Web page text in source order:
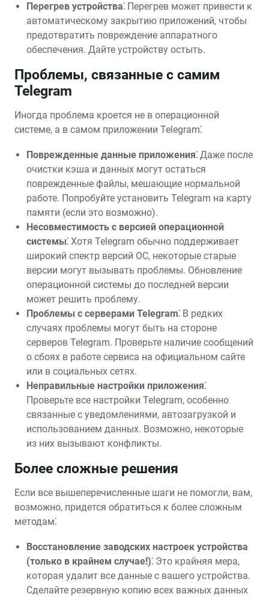
Перегрев устройства⁚ Перегрев может привести к
автоматическому закрытию приложений, чтобы
предотвратить повреждение аппаратного
обеспечения. Дайте устройству остыть.
Проблемы, связанные с самим
Telegram
Иногда проблема кроется не в операционной
системе, а в самом приложении Telegram⁚
Поврежденные данные приложения⁚ Даже после
очистки кэша и данных могут остаться
поврежденные файлы, мешающие нормальной
работе. Попробуйте установить Telegram на карту
памяти (если это возможно).
Несовместимость с версией операционной
системы⁚ Хотя Telegram обычно поддерживает
широкий спектр версий ОС, некоторые старые
версии могут вызывать проблемы. Обновление
операционной системы до последней версии
может решить проблему.
Проблемы с серверами Telegram⁚ В редких
случаях проблемы могут быть на стороне
серверов Telegram. Проверьте наличие сообщений
о сбоях в работе сервиса на официальном сайте
или в социальных сетях.
Неправильные настройки приложения⁚
Проверьте все настройки Telegram, особенно
связанные с уведомлениями, автозагрузкой и
использованием данных. Возможно, некоторые
из них вызывают конфликты.
Более сложные решения
Если все вышеперечисленные шаги не помогли, вам,
возможно, придется обратиться к более сложным
методам⁚
Восстановление заводских настроек устройства
(только в крайнем случае!)⁚ Это крайняя мера,
которая удалит все данные с вашего устройства.
Сделайте резервную копию всех важных данных